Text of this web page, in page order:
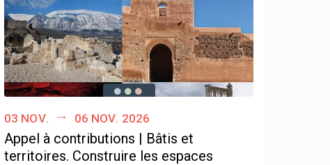
03 nov. 06 nov. 2026
Appel à contributions | Bâtis et
territoires. Construire les espaces